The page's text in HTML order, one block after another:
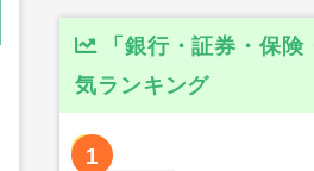
「銀行・証券・保
気ランキング
1